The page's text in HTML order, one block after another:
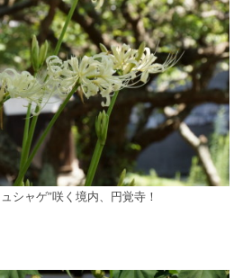
シャゲ”咲く境内、円覚寺！